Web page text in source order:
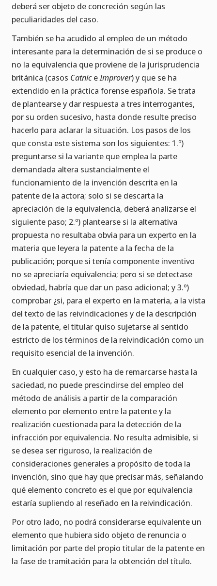
deberá ser objeto de concreción según las
peculiaridades del caso.
También se ha acudido al empleo de un método
interesante para la determinación de si se produce o
no la equivalencia que proviene de la jurisprudencia
británica (casos CatniceImprover) y que se ha
extendido en la práctica forense española. Se trata
de plantearse y dar respuesta a tres interrogantes,
por su orden sucesivo, hasta donde resulte preciso
hacerlo para aclarar la situación. Los pasos de los
que consta este sistema son los siguientes: 1.º)
preguntarse si la variante que emplea la parte
demandada altera sustancialmente el
funcionamiento de la invención descrita en la
patente de la actora; solo si se descarta la
apreciación de la equivalencia, deberá analizarse el
siguiente paso; 2.º) plantearse si la alternativa
propuesta no resultaba obvia para un experto en la
materia que leyera la patente a la fecha de la
publicación; porque si tenía componente inventivo
no se apreciaría equivalencia; pero si se detectase
obviedad, habría que dar un paso adicional; y 3.º)
comprobar ¿si, para el experto en la materia, a la vista
del texto de las reivindicaciones y de la descripción
de la patente, el titular quiso sujetarse al sentido
estricto de los términos de la reivindicación como un
requisito esencial de la invención.
En cualquier caso, y esto ha de remarcarse hasta la
saciedad, no puede prescindirse del empleo del
método de análisis a partir de la comparación
elemento por elemento entre la patente y la
realización cuestionada para la detección de la
infracción por equivalencia. No resulta admisible, si
se desea ser riguroso, la realización de
consideraciones generales a propósito de toda la
invención, sino que hay que precisar más, señalando
qué elemento concreto es el que por equivalencia
estaría supliendo al reseñado en la reivindicación.
Por otro lado, no podrá considerarse equivalente un
elemento que hubiera sido objeto de renuncia o
limitación por parte del propio titular de la patente en
la fase de tramitación para la obtención del título.